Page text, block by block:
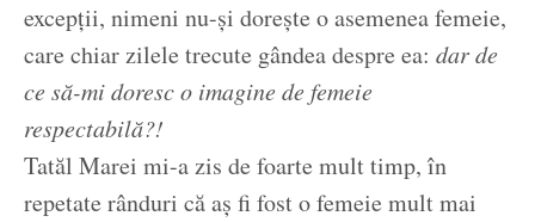
excepții, nimeni nu-și dorește o asemenea femeie,
care chiar zilele trecute gândea despre ea: dar de
ce să-mi doresc o imagine de femeie
respectabilă?!
Tatăl Marei mi-a zis de foarte mult timp, în
repetate rânduri că aș fi fost o femeie mult mai